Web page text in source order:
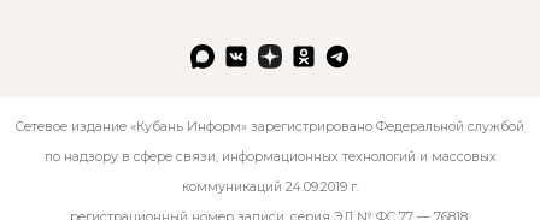
Сетевое издание «Кубань Информ» зарегистрировано Федеральной службой
по надзору в сфере связи, информационных технологий и массовых
коммуникаций 24.09.2019 г.
регистрационный номер записи: серия ЭЛ № ФС 77 — 76818.